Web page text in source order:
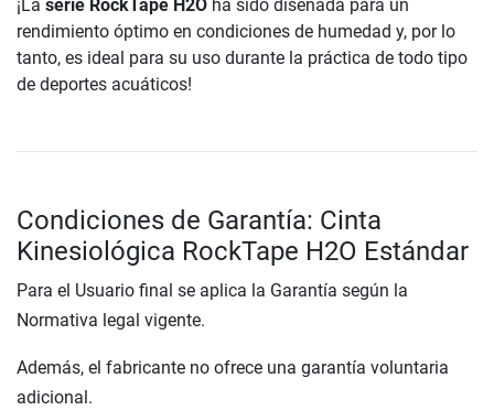
¡La serie RockTape H2O ha sido diseñada para un
rendimiento óptimo en condiciones de humedad y, por lo
tanto, es ideal para su uso durante la práctica de todo tipo
de deportes acuáticos!
Condiciones de Garantía: Cinta
Kinesiológica RockTape H2O Estándar
Para el Usuario final se aplica la Garantía según la
Normativa legal vigente.
Además, el fabricante no ofrece una garantía voluntaria
adicional.